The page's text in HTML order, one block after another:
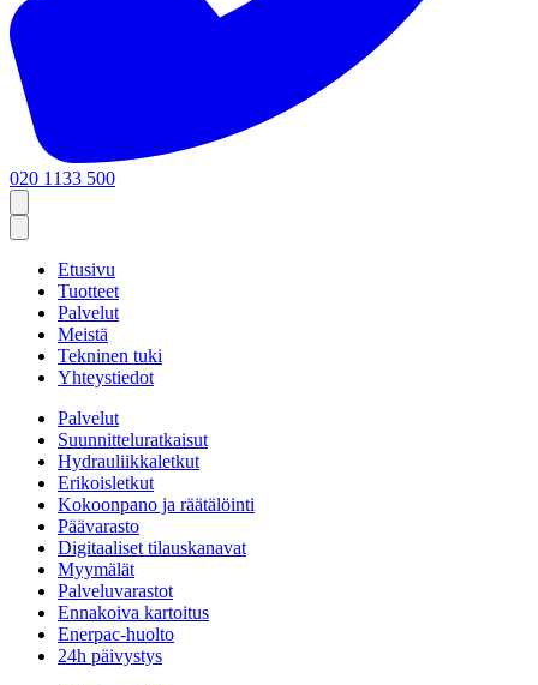
020 1133 500
Etusivu
Tuotteet
Palvelut
Meistä
Tekninen tuki
Yhteystiedot
Palvelut
Suunnitteluratkaisut
Hydrauliikkaletkut
Erikoisletkut
Kokoonpano ja räätälöinti
Päävarasto
Digitaaliset tilauskanavat
Myymälät
Palveluvarastot
Ennakoiva kartoitus
Enerpac-huolto
24h päivystys